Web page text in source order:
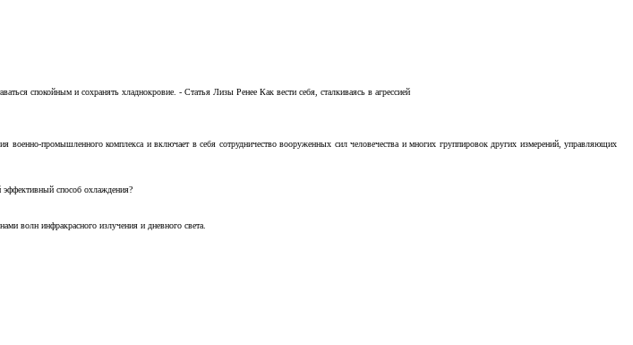
спокойным и сохранять хладнокровие. - Статья Лизы Ренее Как вести себя, сталкиваясь в агрессией
военно-промышленного комплекса и включает в себя сотрудничество вооруженных сил человечества и многих группировок других измерений, управляющих
способ охлаждения?
волн инфракрасного излучения и дневного света.